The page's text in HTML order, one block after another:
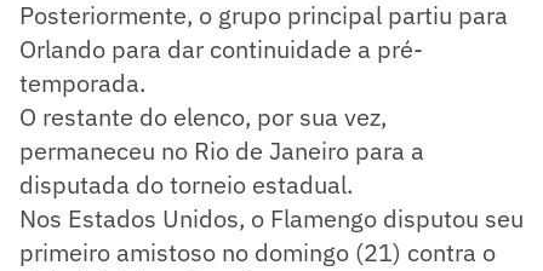
Posteriormente, o grupo principal partiu para
Orlando para dar continuidade a pré-
temporada.
O restante do elenco, por sua vez,
permaneceu no Rio de Janeiro para a
disputada do torneio estadual.
Nos Estados Unidos, o Flamengo disputou seu
primeiro amistoso no domingo (21) contra o